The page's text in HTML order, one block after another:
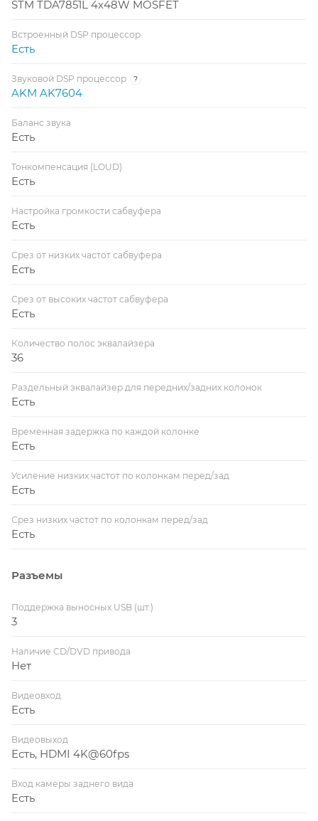
STM TDA7851L 4x48W MOSFET
Встроенный DSP процессор
Есть
Звуковой DSP процессор ?
AKM AK7604
Баланс звука
Есть
Тонкомпенсация (LOUD)
Есть
Настройка громкости сабвуфера
Есть
Срез от низких частот сабвуфера
Есть
Срез от высоких частот сабвуфера
Есть
Количество полос эквалайзера
36
Раздельный эквалайзер для передних/задних колонок
Есть
Временная задержка по каждой колонке
Есть
Усиление низких частот по колонкам перед/зад
Есть
Срез низких частот по колонкам перед/зад
Есть
Разъемы
Поддержка выносных USB (шт.)
3
Наличие CD/DVD привода
Нет
Видеовход
Есть
Видеовыход
Есть, HDMI 4K@60fps
Вход камеры заднего вида
Есть